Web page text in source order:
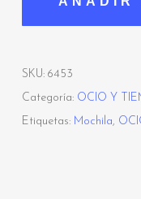
SKU: 6453
Categoría: OCIO Y
Etiquetas: Mochila,